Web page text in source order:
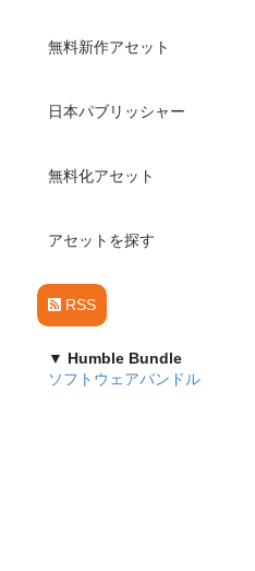
無料新作アセット
日本パブリッシャー
無料化アセット
アセットを探す
RSS
▼ Humble Bundle
ソフトウェアバンドル